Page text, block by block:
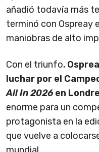
añadió todavía más
terminó con Ospreay
maniobras de alto
Con el triunfo,
luchar por el
All In 2026 en
enorme para un
protagonista en la
que vuelve a